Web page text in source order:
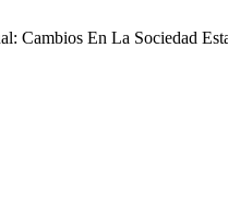
Cambios En La Sociedad